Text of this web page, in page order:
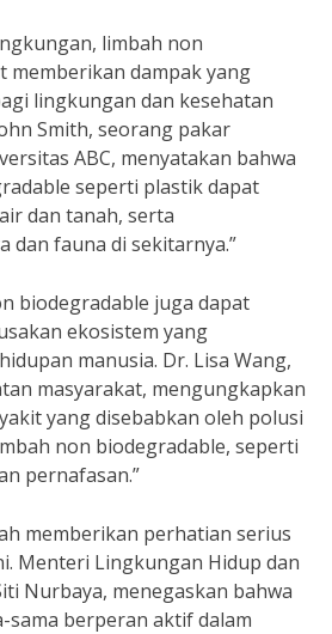
limbah non
memberikan dampak yang
lingkungan dan kesehatan
Smith, seorang pakar
ABC, menyatakan bahwa
seperti plastik dapat
dan tanah, serta
dan fauna di sekitarnya.”
biodegradable juga dapat
ekosistem yang
manusia. Dr. Lisa Wang,
masyarakat, mengungkapkan
yang disebabkan oleh polusi
non biodegradable, seperti
pernafasan.”
memberikan perhatian serius
Menteri Lingkungan Hidup dan
Nurbaya, menegaskan bahwa
sama berperan aktif dalam